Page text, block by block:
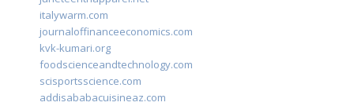
italywarm.com
journaloffinanceeconomics.com
kvk-kumari.org
foodscienceandtechnology.com
scisportsscience.com
addisababacuisineaz.com